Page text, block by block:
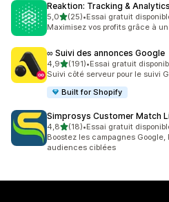
Reaktion: Tracking & Analytics
5,0étoile(s) sur 5
(25)
25 avis au total
•Essai gratuit
Maximisez vos profits grâce à
∞ Suivi des annonces Google
4,9étoile(s) sur 5
(191)
191 avis au total
•Essai gratuit
Suivi côté serveur pour le suivi
Built for Shopify
Simprosys Customer Match
4,8étoile(s) sur 5
(18)
18 avis au total
•Essai gratuit
Boostez les campagnes
audiences ciblées